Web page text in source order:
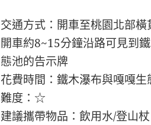
交通方式：開車至桃園北部
開車約8~15分鐘沿路可見到
態池的告示牌
花費時間：鐵木瀑布與嘎嘎
難度：☆
建議攜帶物品：飲用水/登山杖